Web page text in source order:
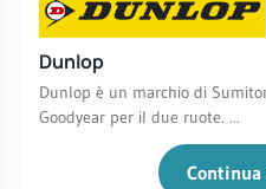
Dunlop
Dunlop è un marchio di
Goodyear per il due ruote. ...